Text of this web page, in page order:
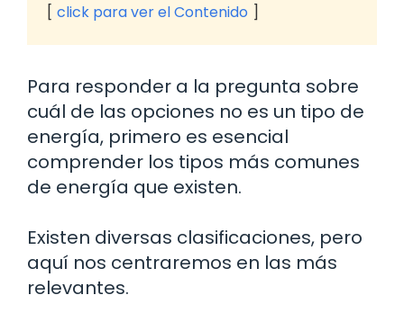
click para ver el Contenido
Para responder a la pregunta sobre
cuál de las opciones no es un tipo de
energía, primero es esencial
comprender los tipos más comunes
de energía que existen.
Existen diversas clasificaciones, pero
aquí nos centraremos en las más
relevantes.